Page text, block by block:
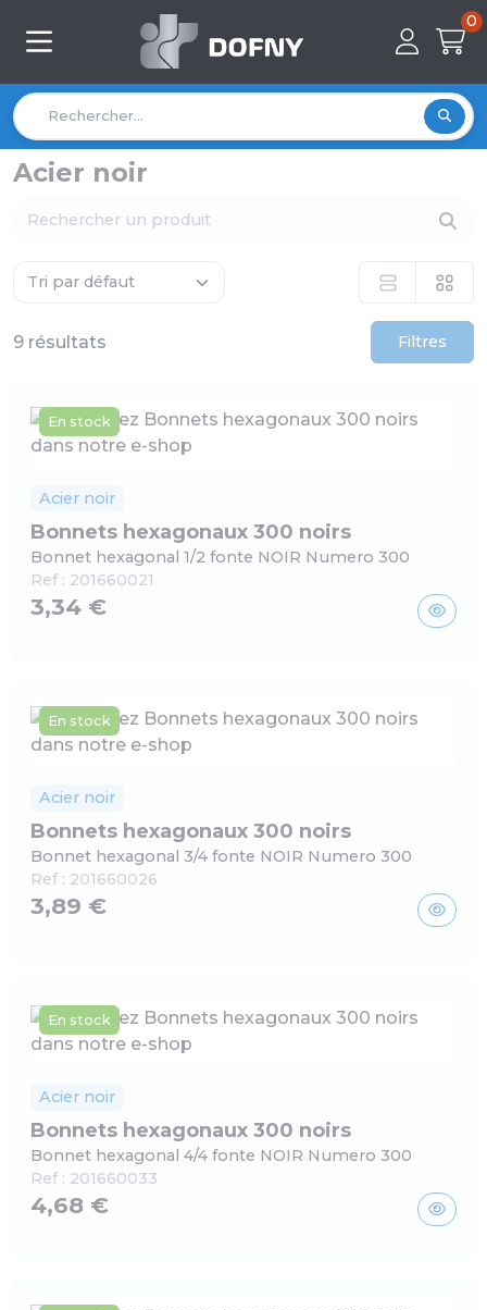
0
Acier noir
9 résultats Filtres
En stock
Acier noir
Bonnets hexagonaux 300 noirs
Bonnet hexagonal 1/2 fonte NOIR Numero 300
Ref : 201660021
3,34 €
En stock
Acier noir
Bonnets hexagonaux 300 noirs
Bonnet hexagonal 3/4 fonte NOIR Numero 300
Ref : 201660026
3,89 €
En stock
Acier noir
Bonnets hexagonaux 300 noirs
Bonnet hexagonal 4/4 fonte NOIR Numero 300
Ref : 201660033
4,68 €